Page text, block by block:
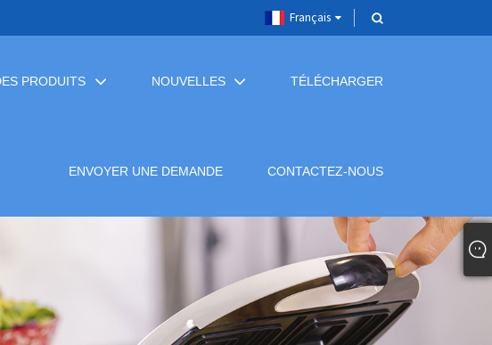
Français
PRODUITS NOUVELLES TÉLÉCHARGER
ENVOYER UNE DEMANDE CONTACTEZ-NOUS